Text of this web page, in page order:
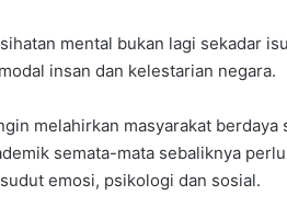
mental bukan lagi sekadar
insan dan kelestarian negara.
melahirkan masyarakat
semata-mata sebaliknya
emosi, psikologi dan sosial.